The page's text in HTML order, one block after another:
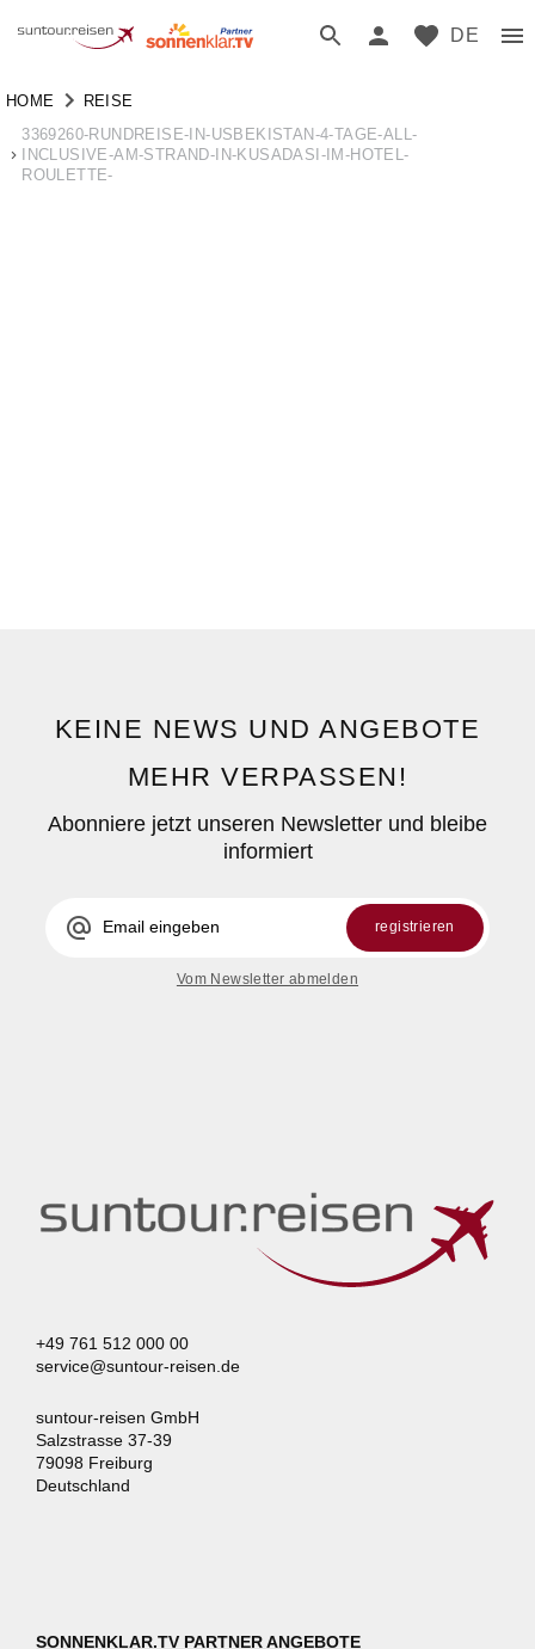
DE
HOME
REISE
3369260-RUNDREISE-IN-USBEKISTAN-4-TAGE-ALL-
INCLUSIVE-AM-STRAND-IN-KUSADASI-IM-HOTEL-
ROULETTE-
KEINE NEWS UND ANGEBOTE
MEHR VERPASSEN!
Abonniere jetzt unseren Newsletter und bleibe
informiert
alternate_email registrieren
Vom Newsletter abmelden
+49 761 512 000 00
service@suntour-reisen.de
suntour-reisen GmbH
Salzstrasse 37-39
79098 Freiburg
Deutschland
SONNENKLAR.TV PARTNER ANGEBOTE